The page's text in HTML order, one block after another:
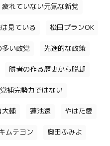
疲れていない元気な新党
見ている 松田プランOK
い政党 先進的な政策
勝者の作る歴史から脱却
補完勢力ではない
大輔 蓮池透 やはた愛
ムテヨン 奥田ふみよ